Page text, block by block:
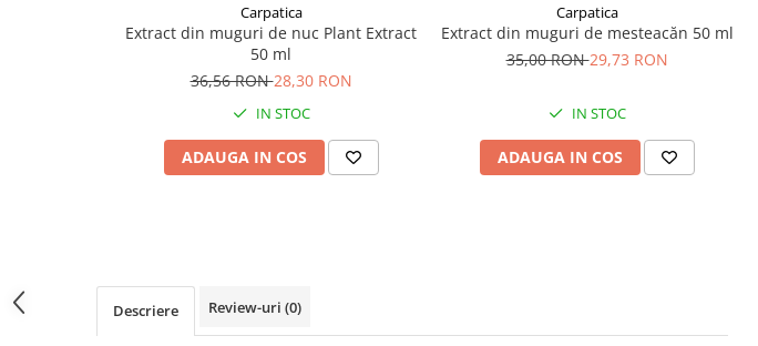
Carpatica
Extract din muguri de nuc Plant Extract
50 ml
36,56 RON28,30 RON
IN STOC
ADAUGA IN COS
Carpatica
Extract din muguri de mesteacăn 50 ml
35,00 RON29,73 RON
IN STOC
ADAUGA IN COS
Descriere Review-uri (0)